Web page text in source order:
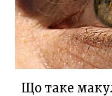
Що таке